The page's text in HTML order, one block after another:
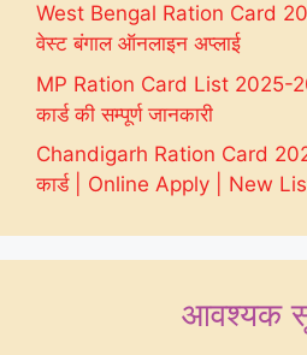
West Bengal Ration Card
वेस्ट बंगाल ऑनलाइन अप्लाई
MP Ration Card List 2025-
कार्ड की सम्पूर्ण जानकारी
Chandigarh Ration Card
कार्ड | Online Apply | New
आवश्यक